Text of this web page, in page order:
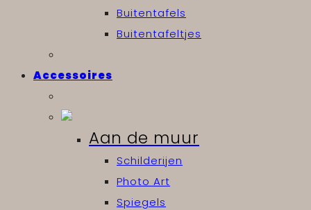
Buitentafels
Buitentafeltjes
Accessoires
Aan de muur
Schilderijen
Photo Art
Spiegels